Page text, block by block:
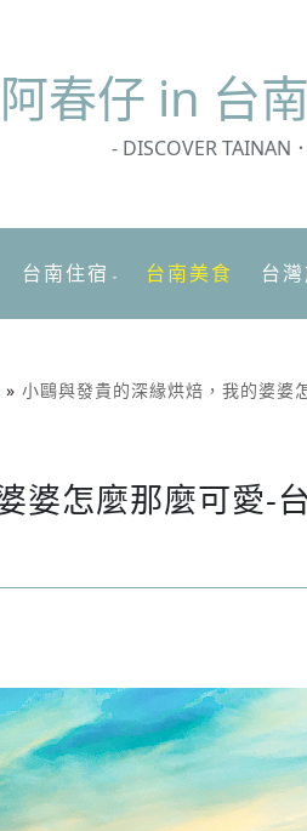
阿春仔 in 台
- DISCOVER TAINAN
台南住宿 台南美食 台
» 小鷗與發貴的深緣烘焙，我的婆婆
婆怎麼那麼可愛-